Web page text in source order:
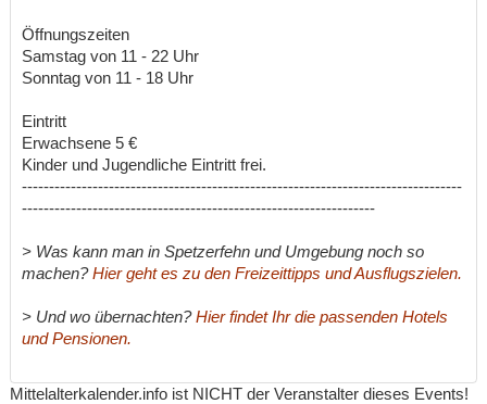
Öffnungszeiten
Samstag von 11 - 22 Uhr
Sonntag von 11 - 18 Uhr
Eintritt
Erwachsene 5 €
Kinder und Jugendliche Eintritt frei.
---------------------------------------------------------------------------------
-----------------------------------------------------------------
> Was kann man in Spetzerfehn und Umgebung noch so
machen?Hier geht es zu den Freizeittipps und Ausflugszielen.
> Und wo übernachten?Hier findet Ihr die passenden Hotels
und Pensionen.
Mittelalterkalender.info ist NICHT der Veranstalter dieses Events!